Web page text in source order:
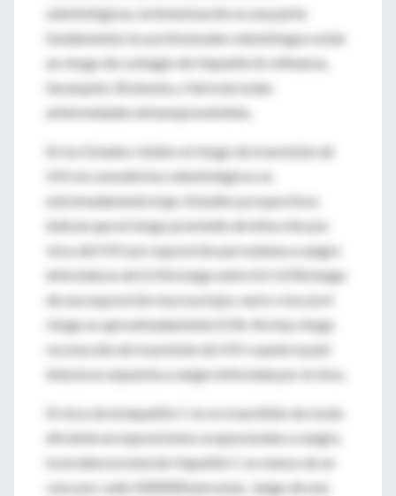
odontológicas, la inmunización es una parte
fundamental, los profesionales odontólogos están
en riesgo de contagio de Hepatitis B, Influenza,
Sarampión ,Rrubeola, y Varicela todas
enfermedades inmunoprevenibles.
En los Estados Unidos el riesgo de trasmisión de
HIV en consultorios odontológicos es
extremadamente bajo. Estudios prospectivos
indican que el riesgo promedio de infección por
virus del HIV por exposición percutánea a sangre
infectada es de 0.3 % (rango entre 0.2-0.5%) luego
de una exposición mucosa (ojos, nariz o boca) el
riesgo es aproximadamente 0.1%. No hay riesgo
reconocido de trasmisión de HIV cuando la piel
intacta es expuesta a sangre infectada por el virus.
El virus de la hepatitis C no es trasmitido de modo
eficiente en exposiciones ocupacionales a sangre,
la incidencia total de Hepatitis C es menos de un
caso por cada 1000000 personas , luego de una